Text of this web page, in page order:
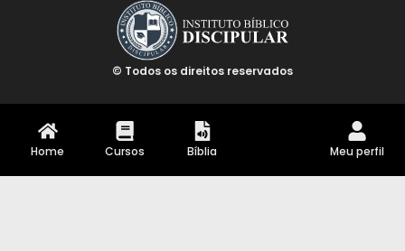
© Todos os direitos reservados
Home Cursos Bíblia Meu perfil